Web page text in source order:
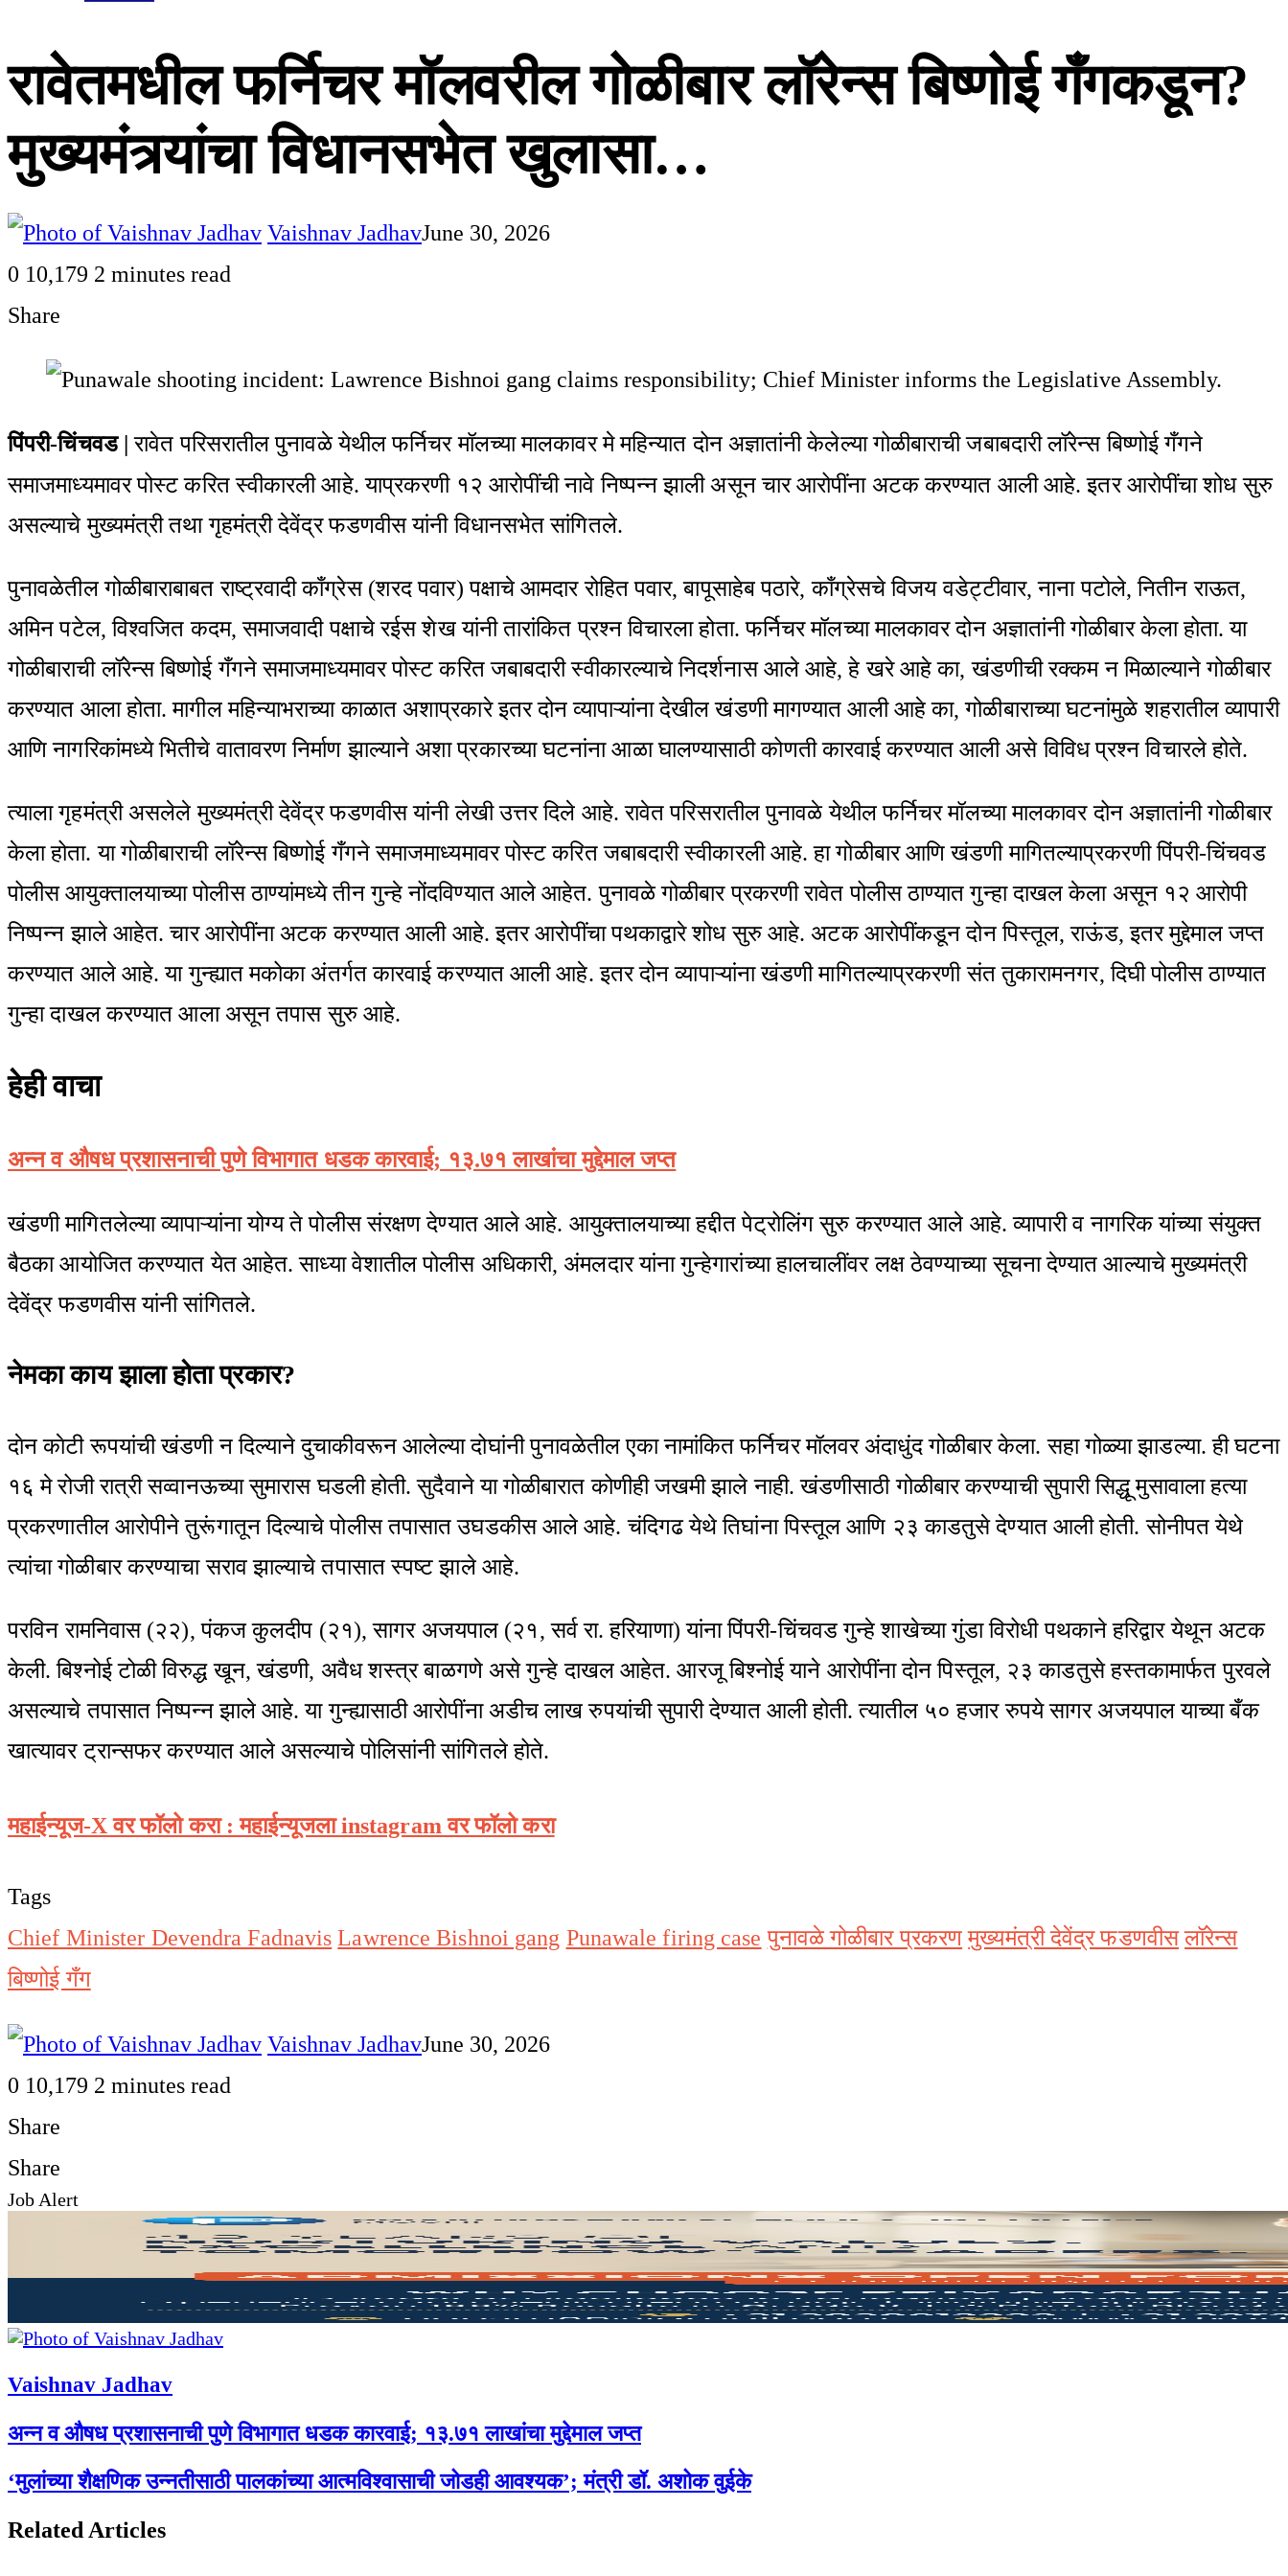
रावेतमधील फर्निचर मॉलवरील गोळीबार लॉरेन्स बिष्णोई गँगकडून?
मुख्यमंत्र्यांचा विधानसभेत खुलासा…
Vaishnav JadhavJune 30, 2026
0 10,179 2 minutes read
Share
Facebook
Twitter
LinkedIn
Pinterest
WhatsApp
Telegram
Share
Email
Print
पिंपरी-चिंचवड |रावेत परिसरातील पुनावळे येथील फर्निचर मॉलच्या मालकावर मे महिन्यात दोन अज्ञातांनी केलेल्या गोळीबाराची जबाबदारी लॉरेन्स बिष्णोई गँगने
समाजमाध्यमावर पोस्ट करित स्वीकारली आहे. याप्रकरणी १२ आरोपींची नावे निष्पन्न झाली असून चार आरोपींना अटक करण्यात आली आहे. इतर आरोपींचा शोध सुरु
असल्याचे मुख्यमंत्री तथा गृहमंत्री देवेंद्र फडणवीस यांनी विधानसभेत सांगितले.
पुनावळेतील गोळीबाराबाबत राष्ट्रवादी काँग्रेस (शरद पवार) पक्षाचे आमदार रोहित पवार, बापूसाहेब पठारे, काँग्रेसचे विजय वडेट्टीवार, नाना पटोले, नितीन राऊत,
अमिन पटेल, विश्वजित कदम, समाजवादी पक्षाचे रईस शेख यांनी तारांकित प्रश्न विचारला होता. फर्निचर मॉलच्या मालकावर दोन अज्ञातांनी गोळीबार केला होता. या
गोळीबाराची लॉरेन्स बिष्णोई गँगने समाजमाध्यमावर पोस्ट करित जबाबदारी स्वीकारल्याचे निदर्शनास आले आहे, हे खरे आहे का, खंडणीची रक्कम न मिळाल्याने गोळीबार
करण्यात आला होता. मागील महिन्याभराच्या काळात अशाप्रकारे इतर दोन व्यापाऱ्यांना देखील खंडणी मागण्यात आली आहे का, गोळीबाराच्या घटनांमुळे शहरातील व्यापारी
आणि नागरिकांमध्ये भितीचे वातावरण निर्माण झाल्याने अशा प्रकारच्या घटनांना आळा घालण्यासाठी कोणती कारवाई करण्यात आली असे विविध प्रश्न विचारले होते.
त्याला गृहमंत्री असलेले मुख्यमंत्री देवेंद्र फडणवीस यांनी लेखी उत्तर दिले आहे. रावेत परिसरातील पुनावळे येथील फर्निचर मॉलच्या मालकावर दोन अज्ञातांनी गोळीबार
केला होता. या गोळीबाराची लॉरेन्स बिष्णोई गँगने समाजमाध्यमावर पोस्ट करित जबाबदारी स्वीकारली आहे. हा गोळीबार आणि खंडणी मागितल्याप्रकरणी पिंपरी-चिंचवड
पोलीस आयुक्तालयाच्या पोलीस ठाण्यांमध्ये तीन गुन्हे नोंदविण्यात आले आहेत. पुनावळे गोळीबार प्रकरणी रावेत पोलीस ठाण्यात गुन्हा दाखल केला असून १२ आरोपी
निष्पन्न झाले आहेत. चार आरोपींना अटक करण्यात आली आहे. इतर आरोपींचा पथकाद्वारे शोध सुरु आहे. अटक आरोपींकडून दोन पिस्तूल, राऊंड, इतर मुद्देमाल जप्त
करण्यात आले आहे. या गुन्ह्यात मकोका अंतर्गत कारवाई करण्यात आली आहे. इतर दोन व्यापाऱ्यांना खंडणी मागितल्याप्रकरणी संत तुकारामनगर, दिघी पोलीस ठाण्यात
गुन्हा दाखल करण्यात आला असून तपास सुरु आहे.
हेही वाचा
अन्न व औषध प्रशासनाची पुणे विभागात धडक कारवाई; १३.७१ लाखांचा मुद्देमाल जप्त
खंडणी मागितलेल्या व्यापाऱ्यांना योग्य ते पोलीस संरक्षण देण्यात आले आहे. आयुक्तालयाच्या हद्दीत पेट्रोलिंग सुरु करण्यात आले आहे. व्यापारी व नागरिक यांच्या संयुक्त
बैठका आयोजित करण्यात येत आहेत. साध्या वेशातील पोलीस अधिकारी, अंमलदार यांना गुन्हेगारांच्या हालचालींवर लक्ष ठेवण्याच्या सूचना देण्यात आल्याचे मुख्यमंत्री
देवेंद्र फडणवीस यांनी सांगितले.
नेमका काय झाला होता प्रकार?
दाेन काेटी रूपयांची खंडणी न दिल्याने दुचाकीवरून आलेल्या दोघांनी पुनावळेतील एका नामांकित फर्निचर मॉलवर अंदाधुंद गोळीबार केला. सहा गोळ्या झाडल्या. ही घटना
१६ मे रोजी रात्री सव्वानऊच्या सुमारास घडली होती. सुदैवाने या गोळीबारात कोणीही जखमी झाले नाही. खंडणीसाठी गोळीबार करण्याची सुपारी सिद्धू मुसावाला हत्या
प्रकरणातील आरोपीने तुरूंगातून दिल्याचे पोलीस तपासात उघडकीस आले आहे. चंदिगढ येथे तिघांना पिस्तूल आणि २३ काडतुसे देण्यात आली होती. सोनीपत येथे
त्यांचा गोळीबार करण्याचा सराव झाल्याचे तपासात स्पष्ट झाले आहे.
परविन रामनिवास (२२), पंकज कुलदीप (२१), सागर अजयपाल (२१, सर्व रा. हरियाणा) यांना पिंपरी-चिंचवड गुन्हे शाखेच्या गुंडा विरोधी पथकाने हरिद्वार येथून अटक
केली. बिश्नोई टोळी विरुद्ध खून, खंडणी, अवैध शस्त्र बाळगणे असे गुन्हे दाखल आहेत. आरजू बिश्नोई याने आरोपींना दोन पिस्तूल, २३ काडतुसे हस्तकामार्फत पुरवले
असल्याचे तपासात निष्पन्न झाले आहे. या गुन्ह्यासाठी आरोपींना अडीच लाख रुपयांची सुपारी देण्यात आली होती. त्यातील ५० हजार रुपये सागर अजयपाल याच्या बँक
खात्यावर ट्रान्सफर करण्यात आले असल्याचे पोलिसांनी सांगितले होते.
महाईन्यूज-X वर फॉलो करा : महाईन्यूजला instagram वर फॉलो करा
Tags
Chief Minister Devendra Fadnavis Lawrence Bishnoi gang Punawale firing case पुनावळे गोळीबार प्रकरण मुख्यमंत्री देवेंद्र फडणवीस लॉरेन्स
बिष्णोई गँग
Vaishnav JadhavJune 30, 2026
0 10,179 2 minutes read
Share
Facebook
Twitter
LinkedIn
Pinterest
WhatsApp
Telegram
Share
via
Print
Share
Facebook
Twitter
LinkedIn
Pinterest
Messenger
Messenger
WhatsApp
Telegram
Share
Print
Job Alert
Vaishnav Jadhav
अन्न व औषध प्रशासनाची पुणे विभागात धडक कारवाई; १३.७१ लाखांचा मुद्देमाल जप्त
‘मुलांच्या शैक्षणिक उन्नतीसाठी पालकांच्या आत्मविश्वासाची जोडही आवश्यक’; मंत्री डॉ. अशोक वुईके
Related Articles